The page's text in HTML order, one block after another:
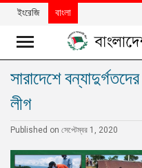
খবর
দলের
বিশেষ
নিবন্ধ
ইংরেজি বাংলা
সারাদেশে
লীগ
Published on সেপ্টেম্বর 1, 2020